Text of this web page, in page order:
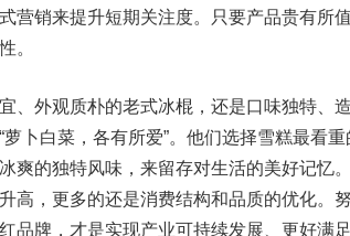
营销来提升短期关注度。只要产品贵有所
。
外观质朴的老式冰棍，还是口味独特、
萝卜白菜，各有所爱”。他们选择雪糕最看
爽的独特风味，来留存对生活的美好记忆
高，更多的还是消费结构和品质的优化。
品牌，才是实现产业可持续发展、更好满